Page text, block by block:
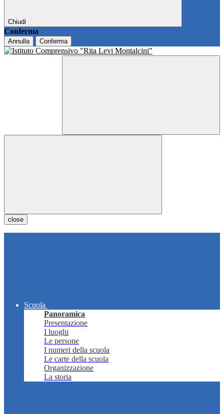
Chiudi
Conferma
Annulla Conferma
close
Scuola
Panoramica
Presentazione
I luoghi
Le persone
I numeri della scuola
Le carte della scuola
Organizzazione
La storia